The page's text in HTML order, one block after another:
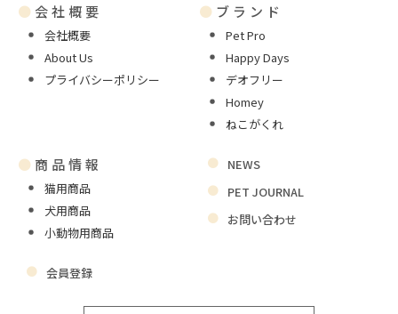
● 会社概要
会社概要
About Us
プライバシーポリシー
● ブランド
Pet Pro
Happy Days
デオフリー
Homey
ねこがくれ
● 商品情報
猫用商品
犬用商品
小動物用商品
NEWS
PET JOURNAL
お問い合わせ
会員登録